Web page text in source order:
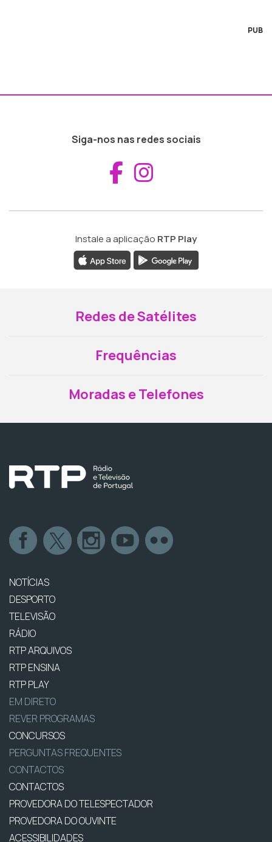
PUB
Siga-nos nas redes sociais
Aceder ao
Instale a aplicação RTP Play
Redes de Satélites
Frequências
Moradas e Telefones
NOTÍCIAS
DESPORTO
TELEVISÃO
RÁDIO
RTP ARQUIVOS
RTP ENSINA
RTP PLAY
EM DIRETO
REVER PROGRAMAS
CONCURSOS
PERGUNTAS FREQUENTES
CONTACTOS
CONTACTOS
PROVEDORA DO TELESPECTADOR
PROVEDORA DO OUVINTE
ACESSIBILIDADES